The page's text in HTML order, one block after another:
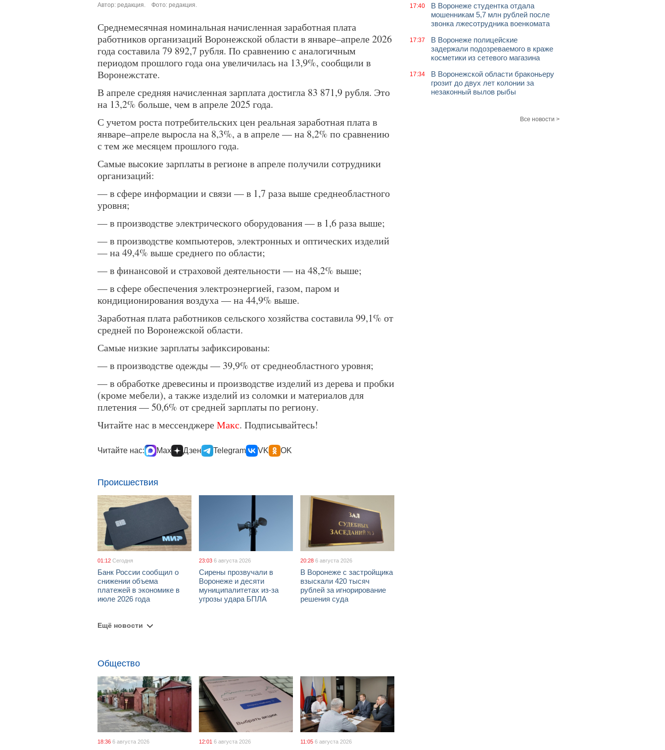
Автор: редакция. Фото: редакция.
Среднемесячная номинальная начисленная заработная плата
работников организаций Воронежской области в январе–апреле 2026
года составила 79 892,7 рубля. По сравнению с аналогичным
периодом прошлого года она увеличилась на 13,9%, сообщили в
Воронежстате.
В апреле средняя начисленная зарплата достигла 83 871,9 рубля. Это
на 13,2% больше, чем в апреле 2025 года.
С учетом роста потребительских цен реальная заработная плата в
январе–апреле выросла на 8,3%, а в апреле — на 8,2% по сравнению
с тем же месяцем прошлого года.
Самые высокие зарплаты в регионе в апреле получили сотрудники
организаций:
— в сфере информации и связи — в 1,7 раза выше среднеобластного
уровня;
— в производстве электрического оборудования — в 1,6 раза выше;
— в производстве компьютеров, электронных и оптических изделий
— на 49,4% выше среднего по области;
— в финансовой и страховой деятельности — на 48,2% выше;
— в сфере обеспечения электроэнергией, газом, паром и
кондиционирования воздуха — на 44,9% выше.
Заработная плата работников сельского хозяйства составила 99,1% от
средней по Воронежской области.
Самые низкие зарплаты зафиксированы:
— в производстве одежды — 39,9% от среднеобластного уровня;
— в обработке древесины и производстве изделий из дерева и пробки
(кроме мебели), а также изделий из соломки и материалов для
плетения — 50,6% от средней зарплаты по региону.
Читайте нас в мессенджереМакс. Подписывайтесь!
Читайте нас: Max Дзен Telegram VK OK
Происшествия
01:12 Сегодня
Банк России сообщил о
снижении объема
платежей в экономике в
июле 2026 года
23:03 6 августа 2026
Сирены прозвучали в
Воронеже и десяти
муниципалитетах из-за
угрозы удара БПЛА
20:28 6 августа 2026
В Воронеже с застройщика
взыскали 420 тысяч
рублей за игнорирование
решения суда
Ещё новости
Общество
18:36 6 августа 2026 12:01 6 августа 2026 11:05 6 августа 2026
17:40
В Воронеже студентка отдала
мошенникам 5,7 млн рублей после
звонка лжесотрудника военкомата
17:37
В Воронеже полицейские
задержали подозреваемого в краже
косметики из сетевого магазина
17:34
В Воронежской области браконьеру
грозит до двух лет колонии за
незаконный вылов рыбы
Все новости >